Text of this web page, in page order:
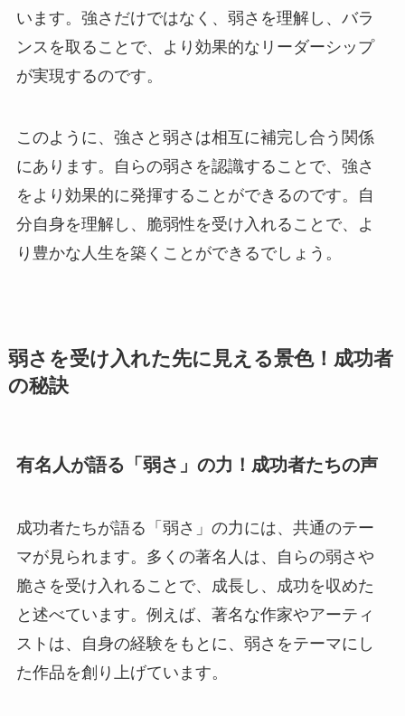
います。強さだけではなく、弱さを理解し、バラ
ンスを取ることで、より効果的なリーダーシップ
が実現するのです。
このように、強さと弱さは相互に補完し合う関係
にあります。自らの弱さを認識することで、強さ
をより効果的に発揮することができるのです。自
分自身を理解し、脆弱性を受け入れることで、よ
り豊かな人生を築くことができるでしょう。
弱さを受け入れた先に見える景色！成功者
の秘訣
有名人が語る「弱さ」の力！成功者たちの声
成功者たちが語る「弱さ」の力には、共通のテー
マが見られます。多くの著名人は、自らの弱さや
脆さを受け入れることで、成長し、成功を収めた
と述べています。例えば、著名な作家やアーティ
ストは、自身の経験をもとに、弱さをテーマにし
た作品を創り上げています。